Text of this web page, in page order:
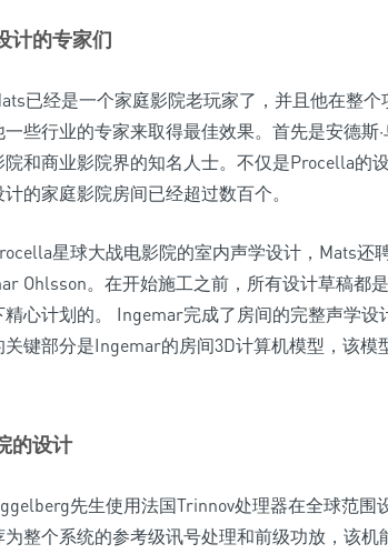
计的专家们
已经是一个家庭影院老玩家了，并且他在整
一些行业的专家来取得最佳效果。首先是安德斯
院和商业影院界的知名人士。不仅是Procella的
的家庭影院房间已经超过数百个。
星球大战电影院的室内声学设计，Mats还
Ohlsson。在开始施工之前，所有设计草稿都
精心计划的。 Ingemar完成了房间的完整声学
关键部分是Ingemar的房间3D计算机模型，该
的设计
先生使用法国Trinnov处理器在全球范
为整个系统的参考级讯号处理和前级功放，该